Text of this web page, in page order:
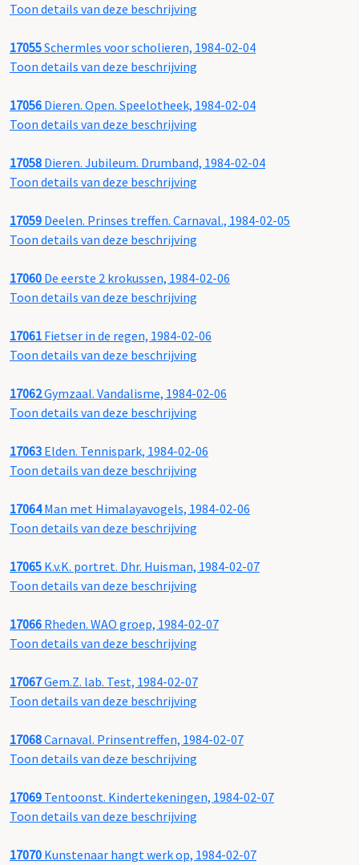
Toon details van deze beschrijving
17055Schermles voor scholieren, 1984-02-04
Toon details van deze beschrijving
17056 Dieren. Open. Speelotheek, 1984-02-04
Toon details van deze beschrijving
17058 Dieren. Jubileum. Drumband, 1984-02-04
Toon details van deze beschrijving
17059 Deelen. Prinses treffen. Carnaval., 1984-02-05
Toon details van deze beschrijving
17060 De eerste 2 krokussen, 1984-02-06
Toon details van deze beschrijving
17061 Fietser in de regen, 1984-02-06
Toon details van deze beschrijving
17062Gymzaal. Vandalisme, 1984-02-06
Toon details van deze beschrijving
17063 Elden. Tennispark, 1984-02-06
Toon details van deze beschrijving
17064Man met Himalayavogels, 1984-02-06
Toon details van deze beschrijving
17065 K.v.K. portret. Dhr. Huisman, 1984-02-07
Toon details van deze beschrijving
17066 Rheden. WAO groep, 1984-02-07
Toon details van deze beschrijving
17067Gem.Z. lab. Test, 1984-02-07
Toon details van deze beschrijving
17068Carnaval. Prinsentreffen, 1984-02-07
Toon details van deze beschrijving
17069 Tentoonst. Kindertekeningen, 1984-02-07
Toon details van deze beschrijving
17070 Kunstenaar hangt werk op, 1984-02-07